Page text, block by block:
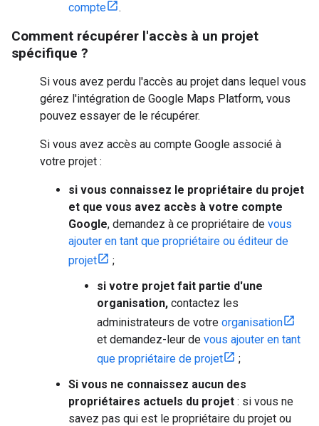
compte
.
Comment récupérer l'accès à un projet
spécifique ?
Si vous avez perdu l'accès au projet dans lequel vous
gérez l'intégration de Google Maps Platform, vous
pouvez essayer de le récupérer.
Si vous avez accès au compte Google associé à
votre projet :
si vous connaissez le propriétaire du projet
et que vous avez accès à votre compte
Google, demandez à ce propriétaire de vous
ajouter en tant que propriétaire ou éditeur de
projet
;
si votre projet fait partie d'une
organisation, contactez les
administrateurs de votre organisation
et demandez-leur de vous ajouter en tant
que propriétaire de projet
;
Si vous ne connaissez aucun des
propriétaires actuels du projet : si vous ne
savez pas qui est le propriétaire du projet ou